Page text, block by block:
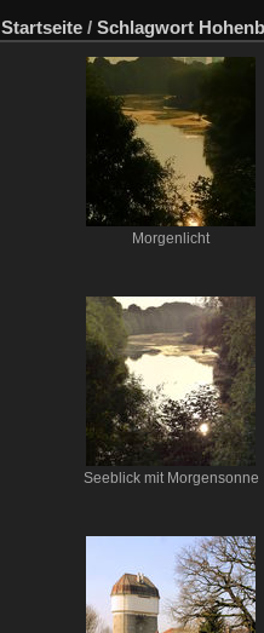
Startseite / Schlagwort
Morgenlicht
Seeblick mit Morgensonne